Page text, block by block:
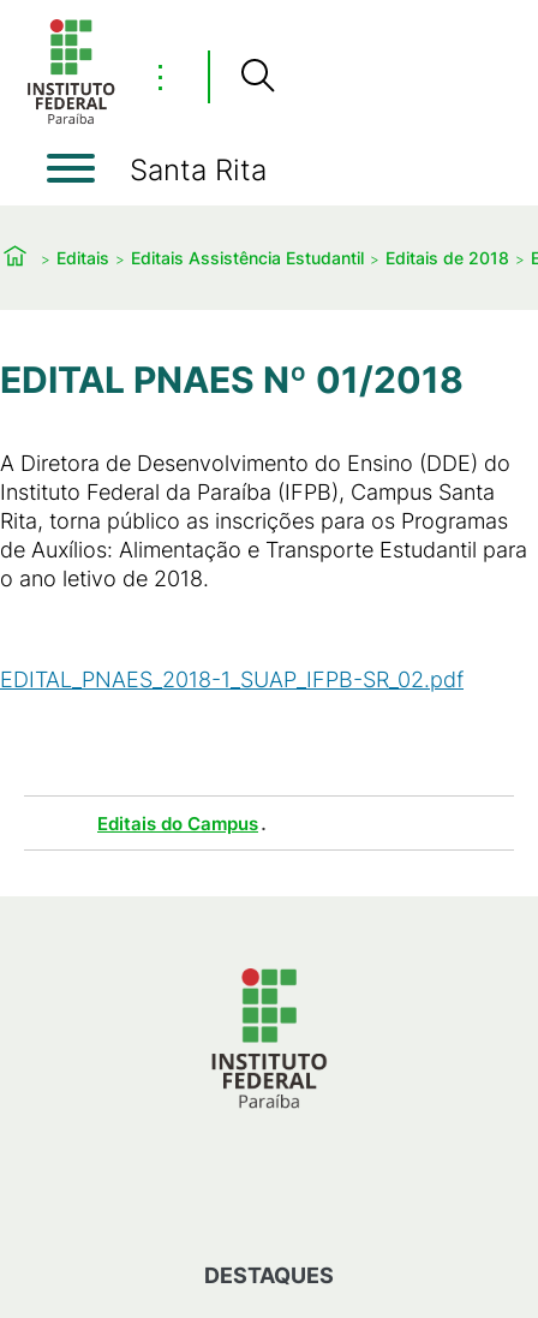
⋮
Santa Rita
Editais Editais Assistência Estudantil Editais de 2018
EDITAL PNAES Nº 01/2018
A Diretora de Desenvolvimento do Ensino (DDE) do
Instituto Federal da Paraíba (IFPB), Campus Santa
Rita, torna público as inscrições para os Programas
de Auxílios: Alimentação e Transporte Estudantil para
o ano letivo de 2018.
EDITAL_PNAES_2018-1_SUAP_IFPB-SR_02.pdf
Editais do Campus.
DESTAQUES